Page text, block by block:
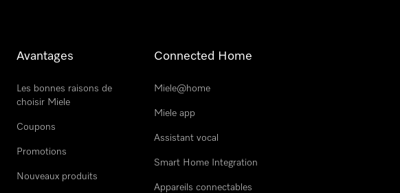
Avantages
Les bonnes raisons de
choisir Miele
Coupons
Promotions
Nouveaux produits
Connected Home
Miele@home
Miele app
Assistant vocal
Smart Home Integration
Appareils connectables